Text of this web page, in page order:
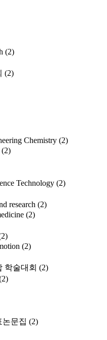
(2)
(2)
Chemistry (2)
(2)
Technology (2)
research (2)
(2)
(2)
학술대회 (2)
문집 (2)